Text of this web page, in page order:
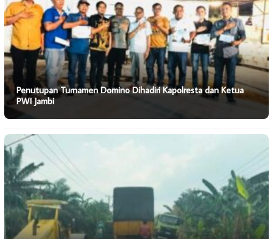
Penutupan Turnamen Domino Dihadiri Kapolresta dan Ketua
PWI Jambi